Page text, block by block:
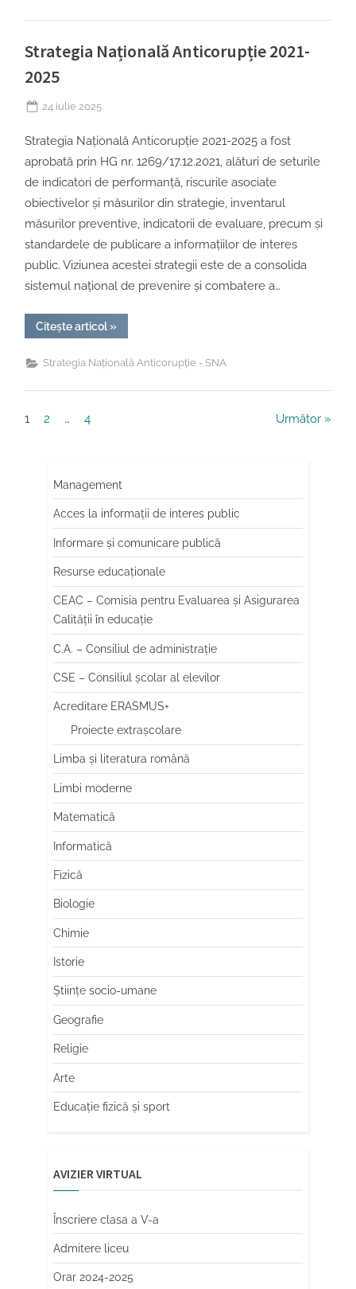
Strategia Națională Anticorupție 2021-
2025
Posted
24 iulie 2025
Strategia Națională Anticorupție 2021-2025 a fost
aprobată prin HG nr. 1269/17.12.2021, alături de seturile
de indicatori de performanță, riscurile asociate
obiectivelor și măsurilor din strategie, inventarul
măsurilor preventive, indicatorii de evaluare, precum și
standardele de publicare a informațiilor de interes
public. Viziunea acestei strategii este de a consolida
sistemul național de prevenire și combatere a…
Citește articol“Strategia
Națională
2021-
2025”
»
Strategia Națională Anticorupție - SNA
Paginație
1 2 … 4 Următor
Management
Acces la informații de interes public
Informare și comunicare publică
Resurse educaționale
CEAC – Comisia pentru Evaluarea și Asigurarea
Calității în educație
C.A. – Consiliul de administrație
CSE – Consiliul școlar al elevilor
Acreditare ERASMUS+
Proiecte extrașcolare
Limba şi literatura română
Limbi moderne
Matematică
Informatică
Fizică
Biologie
Chimie
Istorie
Științe socio-umane
Geografie
Religie
Arte
Educaţie fizică şi sport
AVIZIER VIRTUAL
Înscriere clasa a V-a
Admitere liceu
Orar 2024-2025